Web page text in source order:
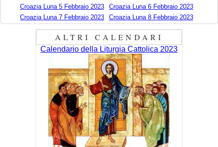
Croazia Luna 5 Febbraio 2023
Croazia Luna 6 Febbraio 2023
Croazia Luna 7 Febbraio 2023
Croazia Luna 8 Febbraio 2023
ALTRI CALENDARI
Calendario della Liturgia Cattolica 2023